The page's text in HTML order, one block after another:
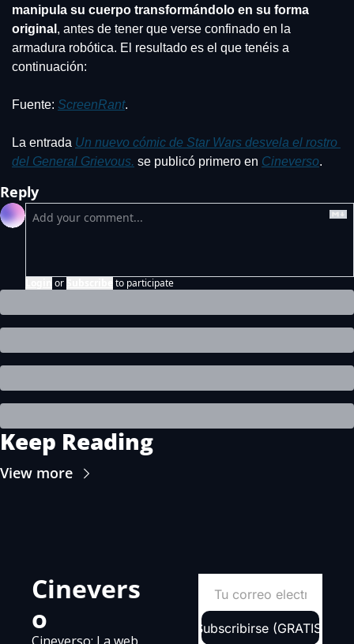
manipula su cuerpo transformándolo en su forma
original , antes de tener que verse confinado en la
armadura robótica. El resultado es el que tenéis a
continuación:
Fuente: ScreenRant.
La entrada Un nuevo cómic de Star Wars desvela el rostro
del General Grievous. se publicó primero en Cineverso.
Reply
or to participate
Keep Reading
View more
Cinevers
o
Subscribirse (GRATIS)